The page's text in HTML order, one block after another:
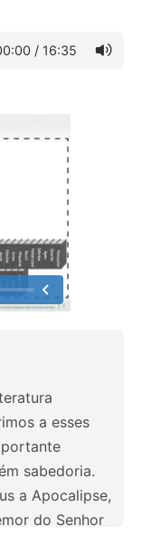
/ 16:35
a esses
sabedoria.
a Apocalipse,
do Senhor